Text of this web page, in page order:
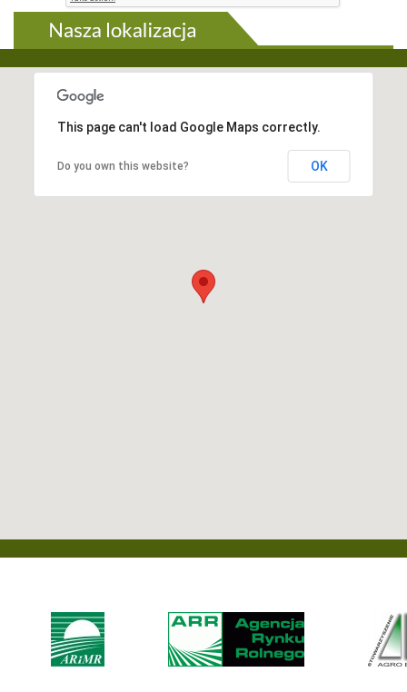
This page can't load Google Maps correctly.
Do you own this website? OK